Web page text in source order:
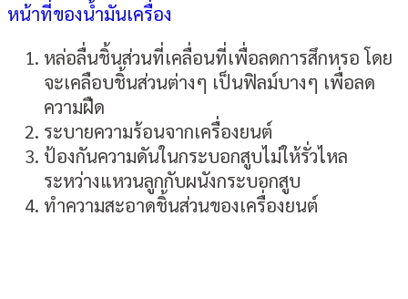
หน้าที่ของน้ำมันเครื่อง
หล่อลื่นชิ้นส่วนที่เคลื่อนที่เพื่อลดการสึกหรอ โดย
จะเคลือบชิ้นส่วนต่างๆ เป็นฟิลม์บางๆ เพื่อลด
ความฝืด
ระบายความร้อนจากเครื่องยนต์
ป้องกันความดันในกระบอกสูบไม่ให้รั่วไหล
ระหว่างแหวนลูกกับผนังกระบอกสูบ
ทำความสะอาดชิ้นส่วนของเครื่องยนต์